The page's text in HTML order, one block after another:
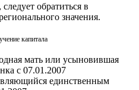
обратиться в
значения.
капитала
мать или усыновившая
с 07.01.2007
единственным